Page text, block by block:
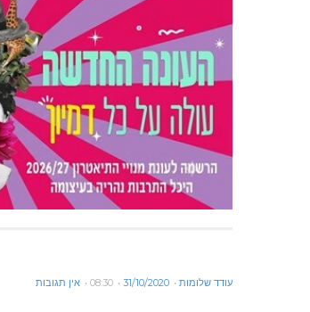
עודד שלומות 31/10/2020
08:30 אין תגובות